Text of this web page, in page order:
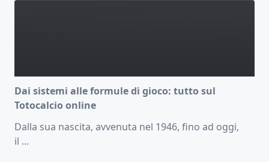
Dai sistemi alle formule di gioco: tutto sul
Totocalcio online
Dalla sua nascita, avvenuta nel 1946, fino ad oggi,
il ...